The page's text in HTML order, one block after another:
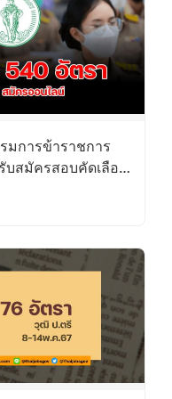
มการข้าราชการ
บสมัครสอบคัดเลือก